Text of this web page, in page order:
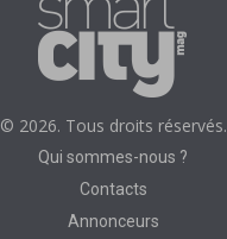
© 2026. Tous droits réservés.
Qui sommes-nous ?
Contacts
Annonceurs